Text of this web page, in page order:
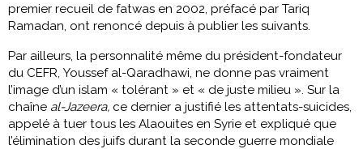
premier recueil de fatwas en 2002, préfacé par Tariq
Ramadan, ont renoncé depuis à publier les suivants.
Par ailleurs, la personnalité même du président-fondateur
du CEFR, Youssef al-Qaradhawi, ne donne pas vraiment
l’image d’un islam « tolérant » et « de juste milieu ». Sur la
chaîne al-Jazeera, ce dernier a justifié les attentats-suicides,
appelé à tuer tous les Alaouites en Syrie et expliqué que
l’élimination des juifs durant la seconde guerre mondiale